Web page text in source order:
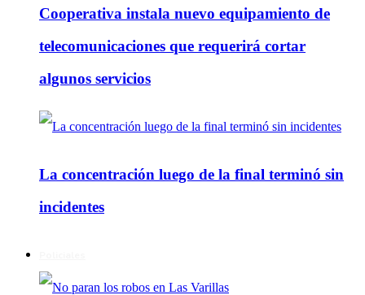
Cooperativa instala nuevo equipamiento de
telecomunicaciones que requerirá cortar
algunos servicios
La concentración luego de la final terminó sin
incidentes